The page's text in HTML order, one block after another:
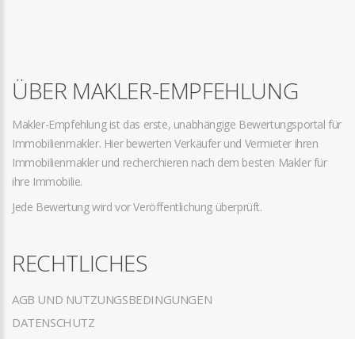
ÜBER MAKLER-EMPFEHLUNG
Makler-Empfehlung ist das erste, unabhängige Bewertungsportal für
Immobilienmakler. Hier bewerten Verkäufer und Vermieter ihren
Immobilienmakler und recherchieren nach dem besten Makler für
ihre Immobilie.
Jede Bewertung wird vor Veröffentlichung überprüft.
RECHTLICHES
AGB UND NUTZUNGSBEDINGUNGEN
DATENSCHUTZ